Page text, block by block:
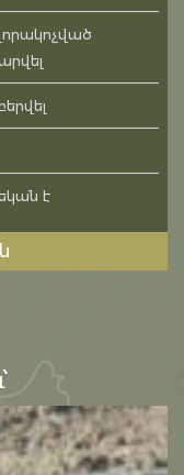
է